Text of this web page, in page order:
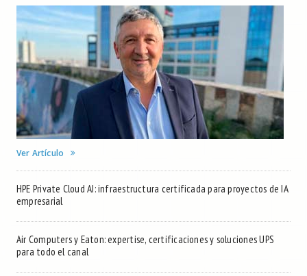
Ver Artículo
HPE Private Cloud AI: infraestructura certificada para proyectos de IA
empresarial
Air Computers y Eaton: expertise, certificaciones y soluciones UPS
para todo el canal